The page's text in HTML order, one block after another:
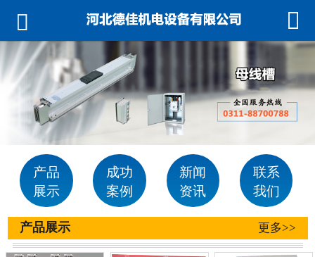
 首页
产品展示
公司环境
成功案例
荣誉资质


产品
展示
成功
案例
新闻
资讯
联系
我们
产品展示 更多>>